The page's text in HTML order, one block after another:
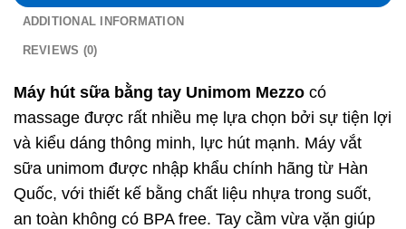
ADDITIONAL INFORMATION
REVIEWS (0)
Máy hút sữa bằng tay Unimom Mezzo có
massage được rất nhiều mẹ lựa chọn bởi sự tiện lợi
và kiểu dáng thông minh, lực hút mạnh. Máy vắt
sữa unimom được nhập khẩu chính hãng từ Hàn
Quốc, với thiết kế bằng chất liệu nhựa trong suốt,
an toàn không có BPA free. Tay cầm vừa vặn giúp